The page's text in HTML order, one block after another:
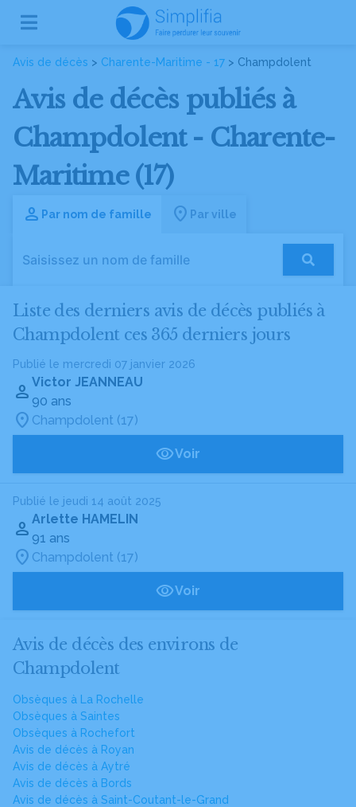
Avis de décès > Charente-Maritime - 17 > Champdolent
Avis de décès publiés à
Champdolent - Charente-
Maritime (17)
Par nom de famille Par ville
Liste des derniers avis de décès publiés à
Champdolent ces 365 derniers jours
Publié le mercredi 07 janvier 2026
Victor JEANNEAU
90 ans
Champdolent (17)
Voir
Publié le jeudi 14 août 2025
Arlette HAMELIN
91 ans
Champdolent (17)
Voir
Avis de décès des environs de
Champdolent
Obsèques à La Rochelle
Obsèques à Saintes
Obsèques à Rochefort
Avis de décès à Royan
Avis de décès à Aytré
Avis de décès à Bords
Avis de décès à Saint-Coutant-le-Grand